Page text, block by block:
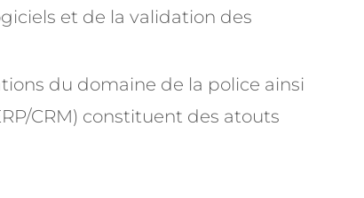
et de la validation des
du domaine de la police ainsi
CRM) constituent des atouts